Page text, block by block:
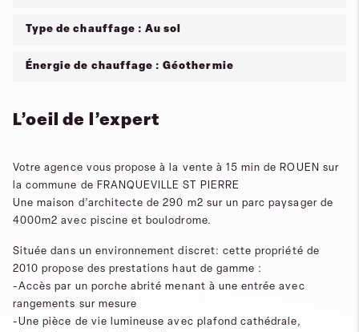
Type de chauffage : Au sol
Énergie de chauffage : Géothermie
L’oeil de l’expert
Votre agence vous propose à la vente à 15 min de ROUEN sur
la commune de FRANQUEVILLE ST PIERRE
Une maison d’architecte de 290 m2 sur un parc paysager de
4000m2 avec piscine et boulodrome.
Située dans un environnement discret: cette propriété de
2010 propose des prestations haut de gamme :
-Accès par un porche abrité menant à une entrée avec
rangements sur mesure
-Une pièce de vie lumineuse avec plafond cathédrale,